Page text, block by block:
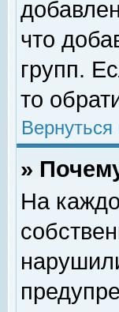
что
групп.
то
Вернуться
»
На